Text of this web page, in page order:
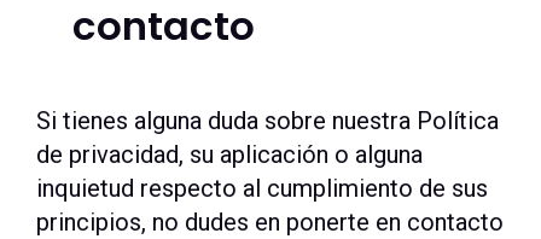
contacto
Si tienes alguna duda sobre nuestra Política
de privacidad, su aplicación o alguna
inquietud respecto al cumplimiento de sus
principios, no dudes en ponerte en contacto